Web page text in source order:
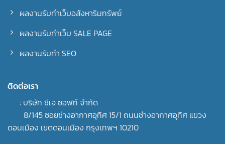
ผลงานรับทำเว็บอสังหาริมทรัพย์
ผลงานรับทำเว็บ SALE PAGE
ผลงานรับทำ SEO
ติดต่อเรา
: บริษัท ซีเจ ซอฟท์ จำกัด
8/145 ซอยช่างอากาศอุทิศ 15/1 ถนนช่างอากาศอุทิศ แขวง
ดอนเมือง เขตดอนเมือง กรุงเทพฯ 10210